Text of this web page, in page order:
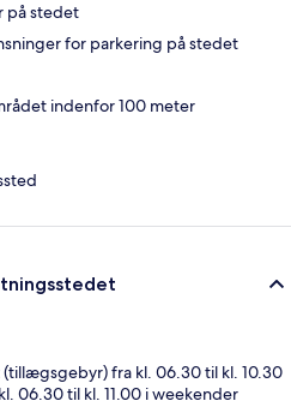
på stedet
for parkering på stedet
indenfor 100 meter
fra kl. 06.30 til kl. 10.30
06.30 til kl. 11.00 i weekender